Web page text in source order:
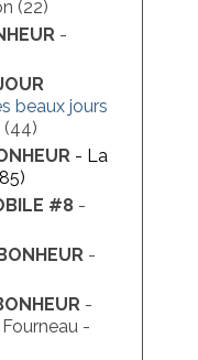
(22)
-
beaux jours
(44)
- La
#8 -
-
-
-